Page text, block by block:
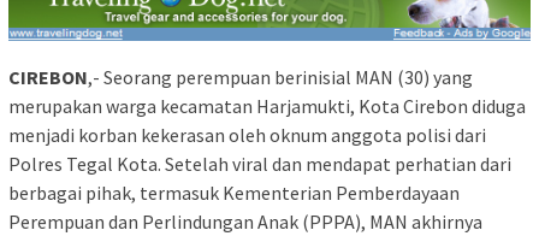
CIREBON,- Seorang perempuan berinisial MAN (30) yang
merupakan warga kecamatan Harjamukti, Kota Cirebon diduga
menjadi korban kekerasan oleh oknum anggota polisi dari
Polres Tegal Kota. Setelah viral dan mendapat perhatian dari
berbagai pihak, termasuk Kementerian Pemberdayaan
Perempuan dan Perlindungan Anak (PPPA), MAN akhirnya